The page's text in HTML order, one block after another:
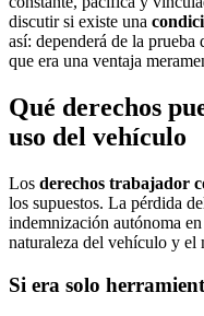
discutir si existe una
así: dependerá de la
que era una ventaja
Qué derechos
uso del vehículo
Los derechos trabajador
los supuestos. La pérdida
indemnización autónoma
naturaleza del vehículo y el
Si era solo